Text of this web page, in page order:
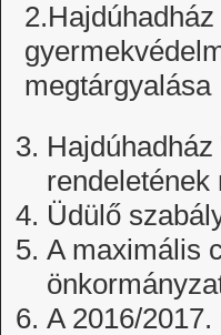
megtárgyalása
rendeletének
Üdülő
A maximális
A 2016/